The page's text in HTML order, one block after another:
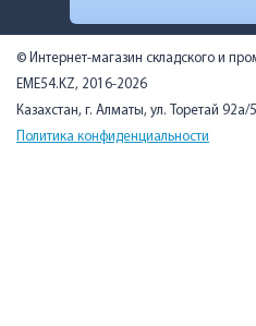
© Интернет-магазин складского и
EME54.KZ, 2016-2026
Казахстан, г. Алматы, ул. Торетай 92а/5
Политика конфиденциальности